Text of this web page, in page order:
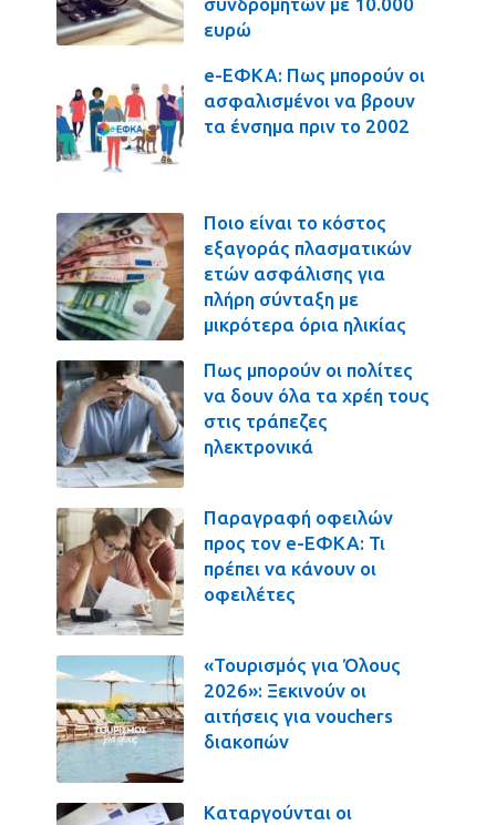
ευρώ
e-ΕΦΚΑ: Πως μπορούν οι
ασφαλισμένοι να βρουν
τα ένσημα πριν το 2002
Ποιο είναι το κόστος
εξαγοράς πλασματικών
ετών ασφάλισης για
πλήρη σύνταξη με
μικρότερα όρια ηλικίας
Πως μπορούν οι πολίτες
να δουν όλα τα χρέη τους
στις τράπεζες
ηλεκτρονικά
Παραγραφή οφειλών
προς τον e-ΕΦΚΑ: Τι
πρέπει να κάνουν οι
οφειλέτες
«Τουρισμός για Όλους
2026»: Ξεκινούν οι
αιτήσεις για vouchers
διακοπών
Καταργούνται οι